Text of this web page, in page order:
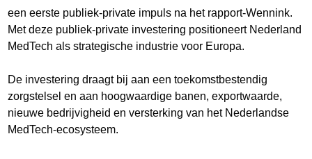
een eerste publiek-private impuls na het rapport-Wennink.
Met deze publiek-private investering positioneert Nederland
MedTech als strategische industrie voor Europa.
De investering draagt bij aan een toekomstbestendig
zorgstelsel en aan hoogwaardige banen, exportwaarde,
nieuwe bedrijvigheid en versterking van het Nederlandse
MedTech-ecosysteem.